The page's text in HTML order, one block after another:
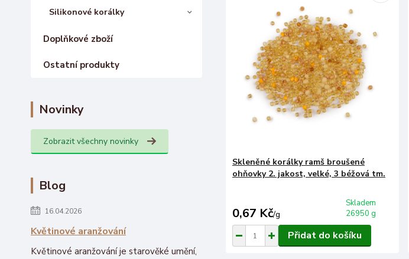
Silikonové korálky
Doplňkové zboží
Ostatní produkty
Novinky
Zobrazit všechny novinky
Blog
16.04.2026
Květinové aranžování
Květinové aranžování je starověké umění,
Skleněné korálky ramš broušené
ohňovky 2. jakost, velké, 3 béžová tm.
0,67 Kč/g
Skladem
26950 g
Přidat do košíku